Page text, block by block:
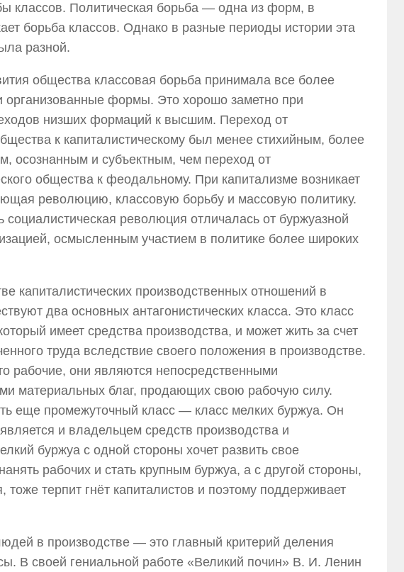
классов. Политическая борьба — одна из форм, в
борьба классов. Однако в разные периоды истории эта
разной.
общества классовая борьба принимала все более
формы. Это хорошо заметно при
низших формаций к высшим. Переход от
к капиталистическому был менее стихийным, более
осознанным и субъектным, чем переход от
общества к феодальному. При капитализме возникает
революцию, классовую борьбу и массовую политику.
социалистическая революция отличалась от буржуазной
осмысленным участием в политике более широких
капиталистических производственных отношений в
два основных антагонистических класса. Это класс
имеет средства производства, и может жить за счет
труда вследствие своего положения в производстве.
рабочие, они являются непосредственными
материальных благ, продающих свою рабочую силу.
еще промежуточный класс — класс мелких буржуа. Он
и владельцем средств производства и
буржуа с одной стороны хочет развить свое
рабочих и стать крупным буржуа, а с другой стороны,
тоже терпит гнёт капиталистов и поэтому поддерживает
в производстве — это главный критерий деления
В своей гениальной работе «Великий почин» В. И. Ленин